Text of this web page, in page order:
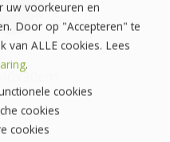
uw voorkeuren en
Door op "Accepteren" te
van ALLE cookies. Lees
.
cookies
cookies
cookies